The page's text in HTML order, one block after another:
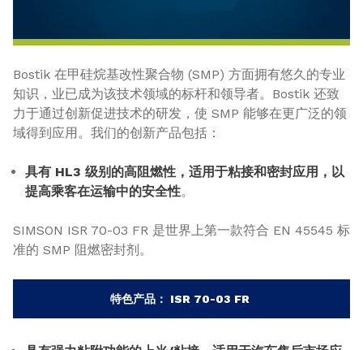
Bostik 在甲硅烷基改性聚合物 (SMP) 方面拥有悠久的专业
知识，业已成为该技术领域的标杆和领导者。Bostik 还致
力于通过创新促进技术的研发，使 SMP 能够在更广泛的领
域得到应用。我们的创新产品包括：
具有 HL3 级别的高阻燃性，适用于粘接和密封应用，以
提高乘客在运输中的安全性。
SIMSON ISR 70-03 FR 是世界上第一款符合 EN 45545 标
准的 SMP 阻燃密封剂。
特色产品： ISR 70-03 FR